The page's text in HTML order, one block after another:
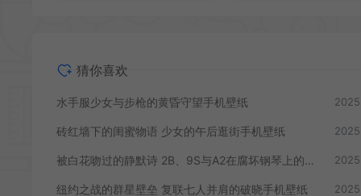
猜你喜欢
水手服少女与步枪的黄昏守望手机壁纸
砖红墙下的闺蜜物语 少女的午后逛街手机壁纸
被白花吻过的静默诗 2B、9S与A2在腐坏钢琴上的手机壁纸
纽约之战的群星壁垒 复联七人并肩的破晓手机壁纸